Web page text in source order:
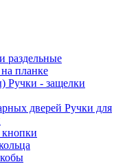
раздельные
планке
Ручки - защелки
Ручки для